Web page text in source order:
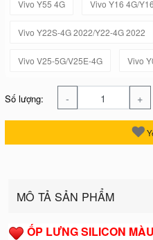
Vivo Y55 4G Vivo Y16 4G/
Vivo Y22S-4G 2022/Y22-4G 2022
Vivo V25-5G/V25E-4G Vivo
Số lượng: - +
MÔ TẢ SẢN PHẨM
ỐP LƯNG SILICON